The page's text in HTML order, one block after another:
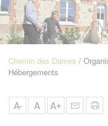
Navigation
Fil
Chemin des Dames
Hébergements
A- A A+